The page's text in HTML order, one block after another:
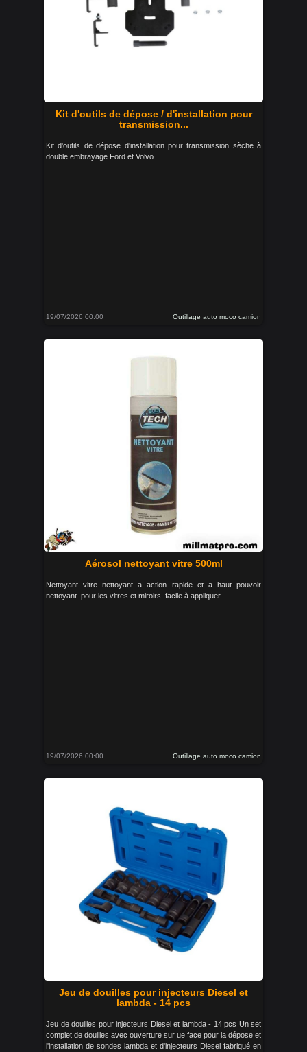
Kit d'outils de dépose / d'installation pour
transmission...
Kit d'outils de dépose d'installation pour transmission sèche à
double embrayage Ford et Volvo
19/07/2026 00:00 Outillage auto moco camion
Aérosol nettoyant vitre 500ml
Nettoyant vitre nettoyant a action rapide et a haut pouvoir
nettoyant. pour les vitres et miroirs. facile à appliquer
19/07/2026 00:00 Outillage auto moco camion
Jeu de douilles pour injecteurs Diesel et
lambda - 14 pcs
Jeu de douilles pour injecteurs Diesel et lambda - 14 pcs Un set
complet de douilles avec ouverture sur ue face pour la dépose et
l'installation de sondes lambda et d'injecteurs Diesel fabriqué en